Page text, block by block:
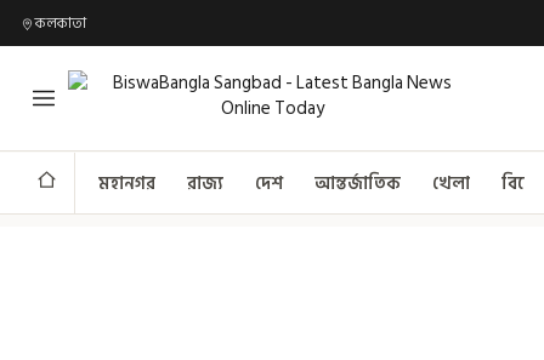
কলকাতা
মহানগর রাজ্য দেশ আন্তর্জাতিক খেলা